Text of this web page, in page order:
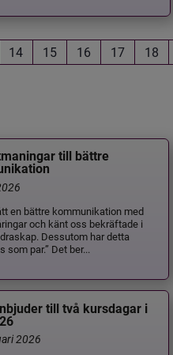
14 15 16 17 18
till bättre
en bättre kommunikation med
och känt oss bekräftade i
Dessutom har detta
som par.” Det ber...
till två kursdagar i
2026